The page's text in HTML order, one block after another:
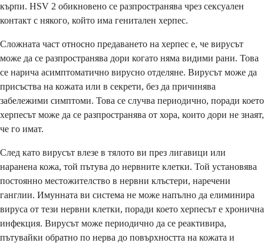
кърпи. HSV 2 обикновено се разпространява чрез сексуален
контакт с някого, който има генитален херпес.
Сложната част относно предаването на херпес е, че вирусът
може да се разпространява дори когато няма видими рани. Това
се нарича асимптоматично вирусно отделяне. Вирусът може да
присъства на кожата или в секрети, без да причинява
забележими симптоми. Това се случва периодично, поради което
херпесът може да се разпространява от хора, които дори не знаят,
че го имат.
След като вирусът влезе в тялото ви през лигавици или
наранена кожа, той пътува до нервните клетки. Той установява
постоянно местожителство в нервни клъстери, наречени
ганглии. Имунната ви система не може напълно да елиминира
вируса от тези нервни клетки, поради което херпесът е хронична
инфекция. Вирусът може периодично да се реактивира,
пътувайки обратно по нерва до повърхността на кожата и